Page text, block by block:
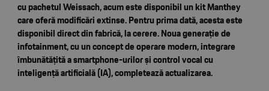
cu pachetul Weissach, acum este disponibil un kit Manthey
care oferă modificări extinse. Pentru prima dată, acesta este
disponibil direct din fabrică, la cerere. Noua generație de
infotainment, cu un concept de operare modern, integrare
îmbunătățită a smartphone-urilor și control vocal cu
inteligență artificială (IA), completează actualizarea.